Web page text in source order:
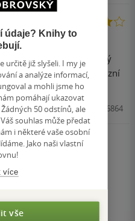
Moc pěkné je i televizní
Kniha, PRÁH, 2017, 9788072526864
/ 1
údaje? Knihy to
určitě již slyšeli. I my je
a analýze informací,
a mohli jsme ho
pomáhají ukazovat
50 odstínů, ale
souhlas může předat
i některé vaše osobní
Jako naši vlastní
více
vše